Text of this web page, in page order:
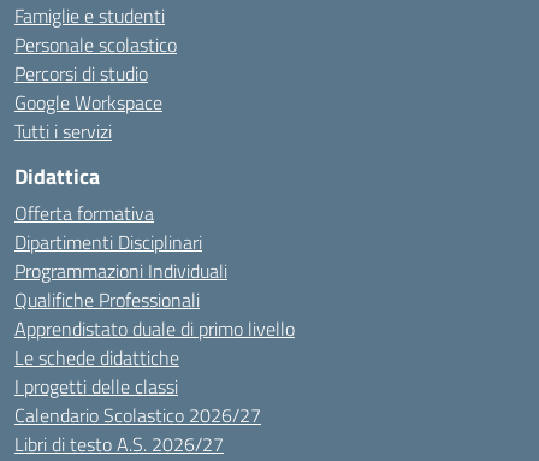
Famiglie e studenti
Personale scolastico
Percorsi di studio
Google Workspace
Tutti i servizi
Didattica
Offerta formativa
Dipartimenti Disciplinari
Programmazioni Individuali
Qualifiche Professionali
Apprendistato duale di primo livello
Le schede didattiche
I progetti delle classi
Calendario Scolastico 2026/27
Libri di testo A.S. 2026/27